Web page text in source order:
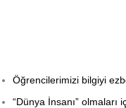
Öğrencilerimizi bilgiyi
“Dünya İnsanı” olmaları